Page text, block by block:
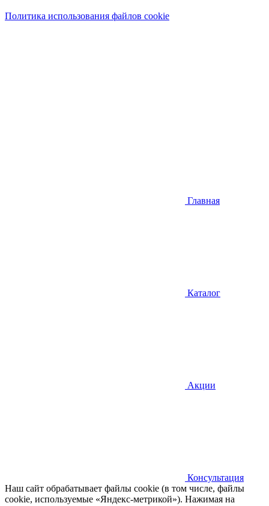
Политика использования файлов cookie
Главная
Каталог
Акции
Консультация
Наш сайт обрабатывает файлы cookie (в том числе, файлы
cookie, используемые «Яндекс-метрикой»). Нажимая на